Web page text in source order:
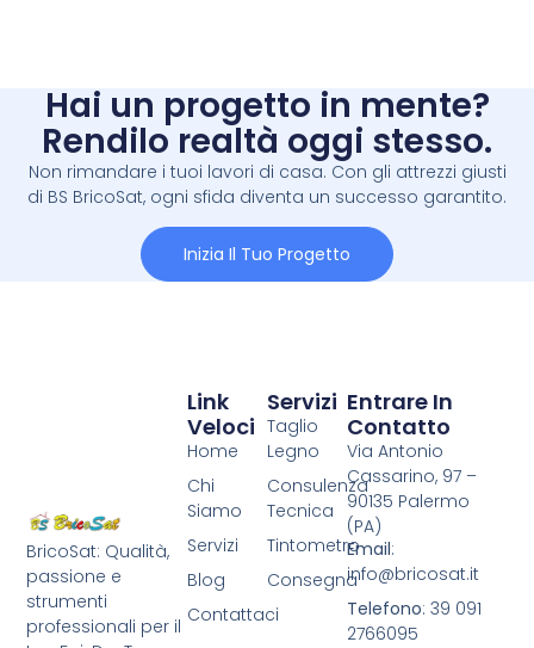
Hai un progetto in mente?
Rendilo realtà oggi stesso.
Non rimandare i tuoi lavori di casa. Con gli attrezzi giusti
di BS BricoSat, ogni sfida diventa un successo garantito.
Inizia Il Tuo Progetto
BricoSat: Qualità,
passione e
strumenti
professionali per il
Servizi
Taglio
Legno
Consulenza
Tecnica
Tintometro
Consegna
Link
Veloci
Home
Chi
Siamo
Servizi
Blog
Contattaci
Entrare In
Contatto
Via Antonio
Cassarino, 97 –
90135 Palermo
(PA)
Email:
info@bricosat.it
Telefono: 39 091
2766095